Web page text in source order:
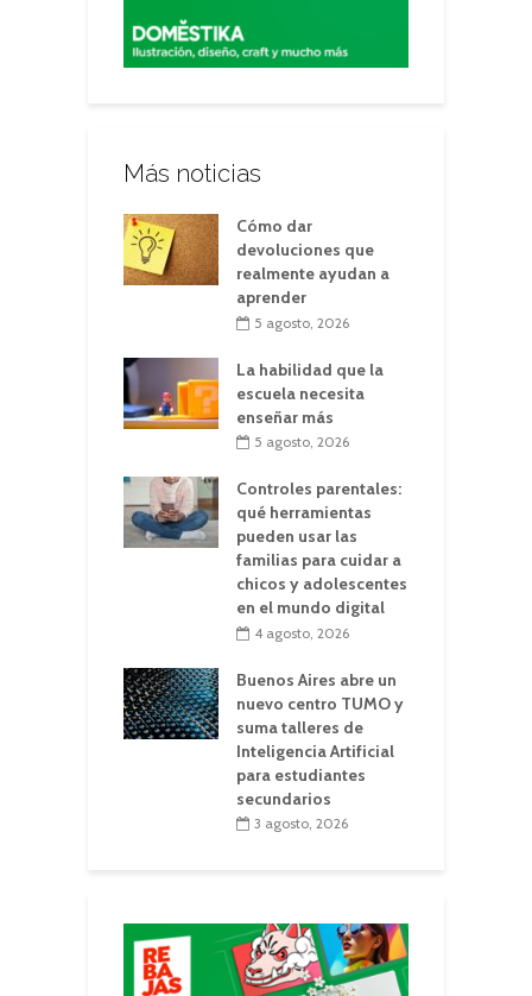
Más noticias
Cómo dar
devoluciones que
realmente ayudan a
aprender
5 agosto, 2026
La habilidad que la
escuela necesita
enseñar más
5 agosto, 2026
Controles parentales:
qué herramientas
pueden usar las
familias para cuidar a
chicos y adolescentes
en el mundo digital
4 agosto, 2026
Buenos Aires abre un
nuevo centro TUMO y
suma talleres de
Inteligencia Artificial
para estudiantes
secundarios
3 agosto, 2026